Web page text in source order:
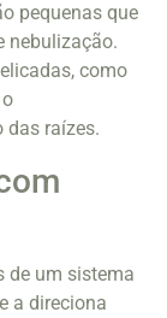
pequenas que
nebulização.
como
das raízes.
de um sistema
a direciona